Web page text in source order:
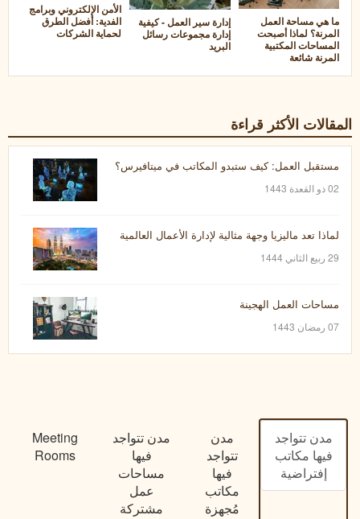
ما هي مساحة العمل
المرنة؟ لماذا أصبحت
المساحات المكتبية
المرنة شائعة
إدارة سير العمل - كيفية
إدارة مجموعات رسائل
البريد
الأمن الإلكتروني وبرامج
الفدية: أفضل الطرق
لحماية الشركات
المقالات الأكثر قراءة
مستقبل العمل: كيف ستبدو المكاتب في ميتافيرس؟
02 ذو القعدة 1443
لماذا تعد ماليزيا وجهة مثالية لإدارة الأعمال العالمية
29 ربيع الثاني 1444
مساحات العمل الهجينة
07 رمضان 1443
مدن تتواجد
فيها مكاتب
إفتراضية
مدن
تتواجد
فيها
مكاتب
مُجهزة
مدن تتواجد
فيها
مساحات
عمل
مشتركة
Meeting
Rooms